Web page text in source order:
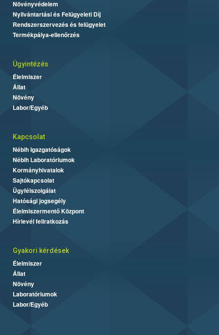
Növényvédelem
Nyilvántartási és Felügyeleti Díj
Rendszerszervezés és felügyelet
Termékpálya-ellenőrzés
Ügyintézés
Élelmiszer
Állat
Növény
Labor/Egyéb
Kapcsolat
Nébih Igazgatóságok
Nébih Laboratóriumok
Kormányhivatalok
Sajtókapcsolat
Ügyfélszolgálat
Hatósági jogsegély
Élelmiszermentő Központ
Hírlevél feliratkozás
Gyakori kérdések
Élelmiszer
Állat
Növény
Laboratóriumok
Labor/Egyéb